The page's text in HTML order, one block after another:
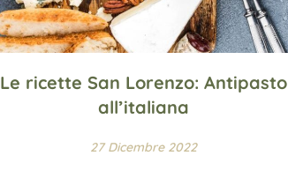
Le ricette San Lorenzo: Antipasto
all’italiana
27 Dicembre 2022